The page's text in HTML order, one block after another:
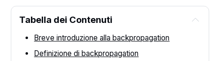
Tabella dei Contenuti
Breve introduzione alla backpropagation
Definizione di backpropagation